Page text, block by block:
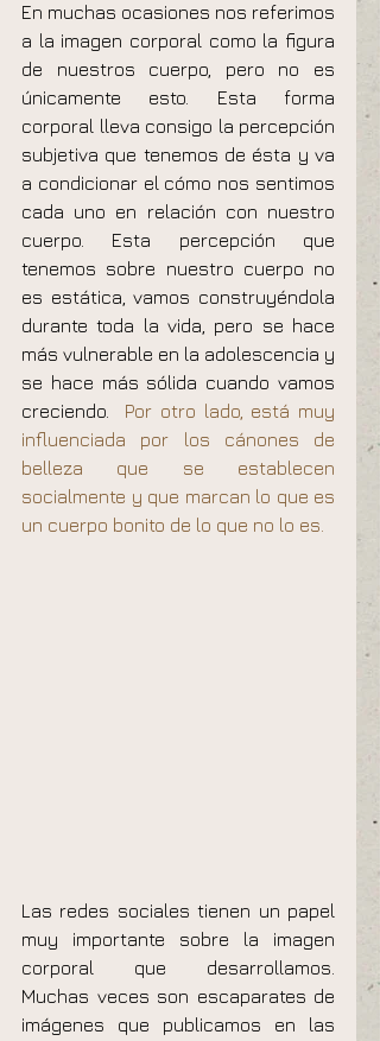
En muchas ocasiones nos referimos
a la imagen corporal como la figura
de nuestros cuerpo, pero no es
únicamente esto. Esta forma
corporal lleva consigo la percepción
subjetiva que tenemos de ésta y va
a condicionar el cómo nos sentimos
cada uno en relación con nuestro
cuerpo. Esta percepción que
tenemos sobre nuestro cuerpo no
es estática, vamos construyéndola
durante toda la vida, pero se hace
más vulnerable en la adolescencia y
se hace más sólida cuando vamos
creciendo.
Por otro lado, está muy
influenciada por los cánones de
belleza que se establecen
socialmente y que marcan lo que es
un cuerpo bonito de lo que no lo es.
Las redes sociales tienen un papel
muy importante sobre la imagen
corporal que desarrollamos.
Muchas veces son escaparates de
imágenes que publicamos en las